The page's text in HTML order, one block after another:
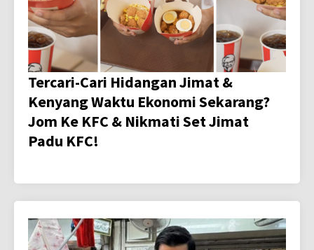
Tercari-Cari Hidangan Jimat &
Kenyang Waktu Ekonomi Sekarang?
Jom Ke KFC & Nikmati Set Jimat
Padu KFC!